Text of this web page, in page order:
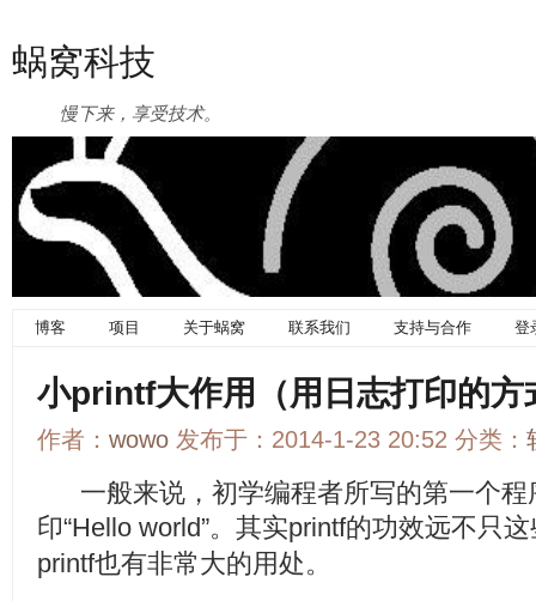
蜗窝科技
慢下来，享受技术。
博客 项目 关于蜗窝 联系我们 支持与合作 登
小printf大作用（用日志打印的方
作者： wowo 发布于：2014-1-23 20:52 分类：
一般来说，初学编程者所写的第一个程
印“Hello world”。其实printf的功效远不只
printf也有非常大的用处。